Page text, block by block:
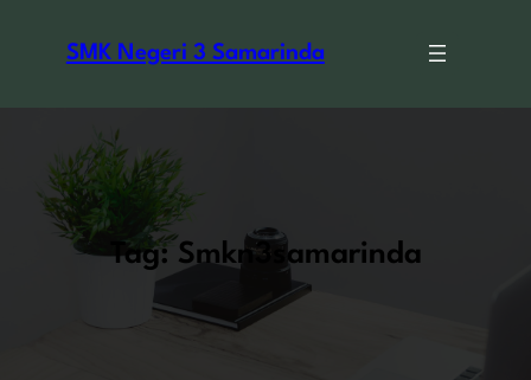
SMK Negeri 3 Samarinda
Tag: Smkn3samarinda